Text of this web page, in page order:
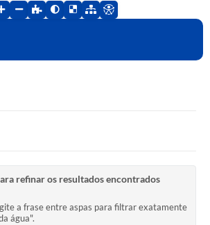
refinar os resultados encontrados
a frase entre aspas para filtrar exatamente
água".